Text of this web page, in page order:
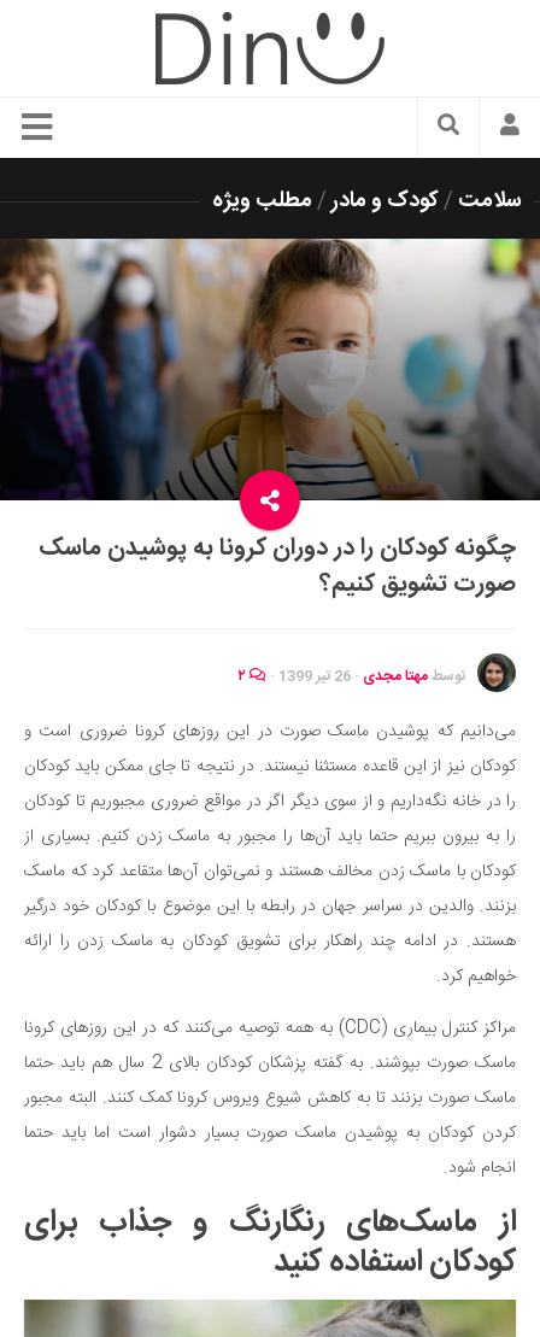
سبک زندگی
زیبایی و آرایش
شیک پوشی
دکوراسیون و چیدمان
غذا
رستوران گردی
آشپزی
سفر و گردشگری
ایران گردی
جهان گردی
موفقیت و مهارت‌های فردی
تغذیه سالم
بهداشت
بیماری و درمان
کودک و مادر
ورزش و تندرستی
روانشناسی
مراکز پزشکی و دارویی
فرهنگ و هنر
سینما و تئاتر
تلویزیون
موسیقی
چهره‌ها
عکاسی و هنرهای تجسمی
کتاب و کتاب‌خوانی
تاریخ
سلامت /کودک و مادر/مطلب ویژه
چگونه کودکان را در دوران کرونا به پوشیدن ماسک
صورت تشویق کنیم؟
توسطمهتا مجدی · 26 تیر 1399 ·
می‌دانیم که پوشیدن ماسک صورت در این روزهای کرونا ضروری است و
کودکان نیز از این قاعده مستثنا نیستند. در نتیجه تا جای ممکن باید کودکان
را در خانه نگه‌داریم و از سوی دیگر اگر در مواقع ضروری مجبوریم تا کودکان
را به بیرون ببریم حتما باید آن‌ها را مجبور به ماسک زدن کنیم. بسیاری از
کودکان با ماسک زدن مخالف هستند و نمی‌توان آن‌ها متقاعد کرد که ماسک
بزنند. والدین در سراسر جهان در رابطه با این موضوع با کودکان خود درگیر
هستند. در ادامه چند راهکار برای تشویق کودکان به ماسک زدن را ارائه
خواهیم کرد.
مراکز کنترل بیماری (CDC) به همه توصیه می‌کنند که در این روزهای کرونا
ماسک صورت بپوشند. به گفته پزشکان کودکان بالای 2 سال هم باید حتما
ماسک صورت بزنند تا به کاهش شیوع ویروس کرونا کمک کنند. البته مجبور
کردن کودکان به پوشیدن ماسک صورت بسیار دشوار است اما باید حتما
انجام شود.
از ماسک‌های رنگارنگ و جذاب برای
کودکان استفاده کنید